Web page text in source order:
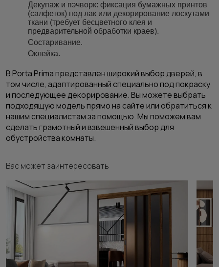
Декупаж и пэчворк: фиксация бумажных принтов
(салфеток) под лак или декорирование лоскутами
ткани (требует бесцветного клея и
предварительной обработки краев).
Состаривание.
Оклейка.
В Porta Prima представлен широкий выбор дверей, в
том числе, адаптированный специально под покраску
и последующее декорирование. Вы можете выбрать
подходящую модель прямо на сайте или обратиться к
нашим специалистам за помощью. Мы поможем вам
сделать грамотный и взвешенный выбор для
обустройства комнаты.
Вас может заинтересовать